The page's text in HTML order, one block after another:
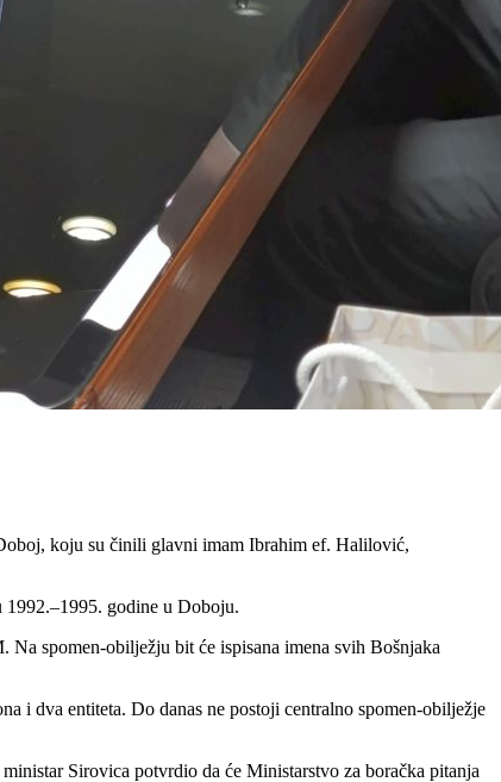
koju su činili glavni imam Ibrahim ef. Halilović,
1992.–1995. godine u Doboju.
spomen-obilježju bit će ispisana imena svih Bošnjaka
i dva entiteta. Do danas ne postoji centralno spomen-obilježje
Sirovica potvrdio da će Ministarstvo za boračka pitanja